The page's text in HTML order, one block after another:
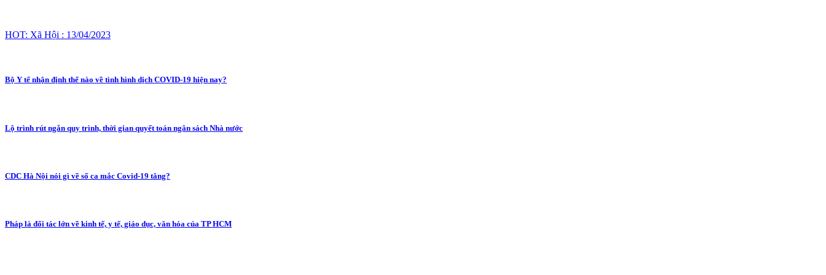
HOT: Xã Hội : 13/04/2023
Bộ Y tế nhận định thế nào về tình hình dịch COVID-19 hiện nay?
Lộ trình rút ngắn quy trình, thời gian quyết toán ngân sách Nhà nước
CDC Hà Nội nói gì về số ca mắc Covid-19 tăng?
Pháp là đối tác lớn về kinh tế, y tế, giáo dục, văn hóa của TP HCM